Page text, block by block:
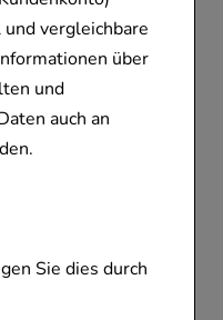
vergleichbare
über
und
auch an
Sie dies durch